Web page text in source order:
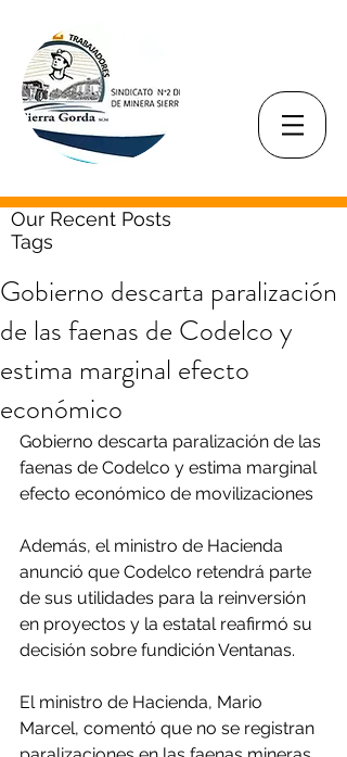
Our Recent Posts
Tags
Gobierno descarta paralización
de las faenas de Codelco y
estima marginal efecto
económico
Gobierno descarta paralización de las
faenas de Codelco y estima marginal
efecto económico de movilizaciones
Además, el ministro de Hacienda
anunció que Codelco retendrá parte
de sus utilidades para la reinversión
en proyectos y la estatal reafirmó su
decisión sobre fundición Ventanas.
El ministro de Hacienda, Mario
Marcel, comentó que no se registran